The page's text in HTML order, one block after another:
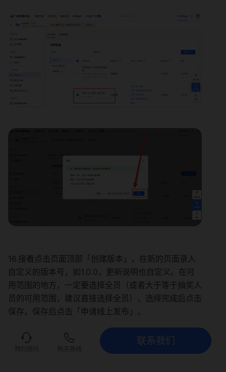
16.接着点击页面顶部「创建版本」，在新的页面录入
自定义的版本号，如1.0.0，更新说明也自定义。在可
用范围的地方，一定要选择全员（或者大于等于抽奖人
员的可用范围，建议直接选择全员），选择完成后点击
保存，保存后点击「申请线上发布」。
联系我们
预约顾问 购买热线
联系我们